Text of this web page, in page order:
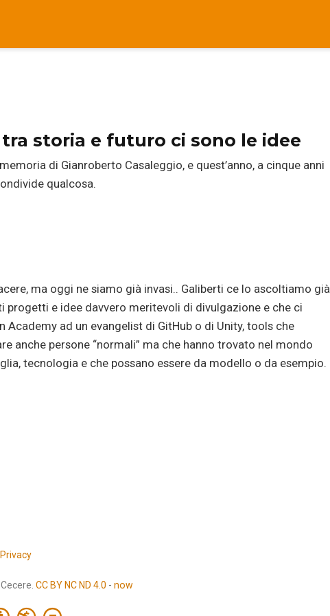
storia e futuro ci sono le idee
di Gianroberto Casaleggio, e quest’anno, a cinque anni
qualcosa.
ma oggi ne siamo già invasi.. Galiberti ce lo ascoltiamo già
e idee davvero meritevoli di divulgazione e che ci
ad un evangelist di GitHub o di Unity, tools che
anche persone “normali” ma che hanno trovato nel mondo
tecnologia e che possano essere da modello o da esempio.
Privacy
CC BY NC ND 4.0 - now